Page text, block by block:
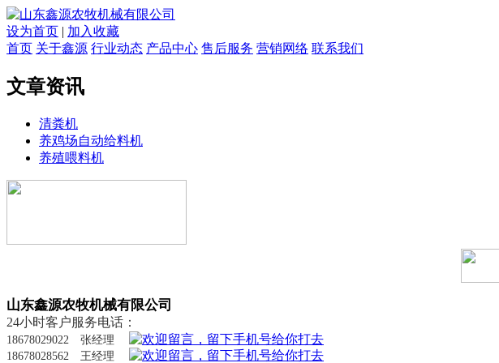
设为首页 | 加入收藏
首页 关于鑫源 行业动态 产品中心 售后服务 营销网络 联系我们
文章资讯
清粪机
养鸡场自动给料机
养殖喂料机
山东鑫源农牧机械有限公司
24小时客户服务电话：
18678029022 张经理
18678028562 王经理